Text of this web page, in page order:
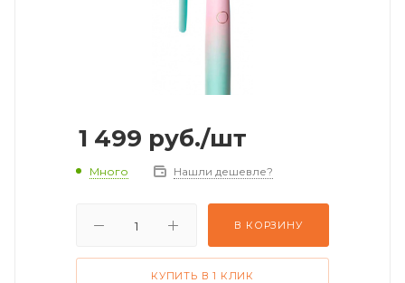
1 499 руб./шт
Много Нашли дешевле?
В КОРЗИНУ
КУПИТЬ В 1 КЛИК